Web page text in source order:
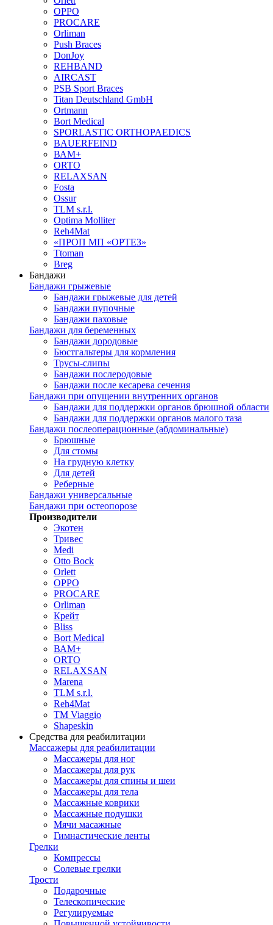
OPPO
PROCARE
Orliman
Push Braces
DonJoy
REHBAND
AIRCAST
PSB Sport Braces
Titan Deutschland GmbH
Ortmann
Bort Medical
SPORLASTIC ORTHOPAEDICS
BAUERFEIND
ВАМ+
ORTO
RELAXSAN
Fosta
Ossur
TLM s.r.l.
Optima Molliter
Reh4Mat
«ПРОП МП «ОРТЕЗ»
Ttoman
Breg
Бандажи
Бандажи грыжевые
Бандажи грыжевые для детей
Бандажи пупочные
Бандажи паховые
Бандажи для беременных
Бандажи дородовые
Бюстгальтеры для кормления
Трусы-слипы
Бандажи послеродовые
Бандажи после кесарева сечения
Бандажи при опущении внутренних органов
Бандажи для поддержки органов брюшной области
Бандажи для поддержки органов малого таза
Бандажи послеоперационные (абдоминальные)
Брюшные
Для стомы
На грудную клетку
Для детей
Реберные
Бандажи универсальные
Бандажи при остеопорозе
Производители
Экотен
Тривес
Medi
Otto Bock
Orlett
OPPO
PROCARE
Orliman
Крейт
Bliss
Bort Medical
ВАМ+
ORTO
RELAXSAN
Marena
TLM s.r.l.
Reh4Mat
TM Viaggio
Shapeskin
Средства для реабилитации
Массажеры для реабилитации
Массажеры для ног
Массажеры для рук
Массажеры для спины и шеи
Массажеры для тела
Массажные коврики
Массажные подушки
Мячи масажные
Гимнастические ленты
Грелки
Компрессы
Солевые грелки
Трости
Подарочные
Телескопические
Регулируемые